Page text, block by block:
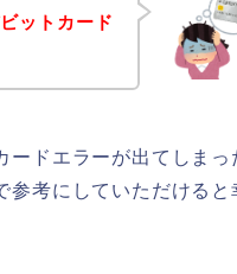
ットカード
ードエラーが出てしまっ
参考にしていただけると